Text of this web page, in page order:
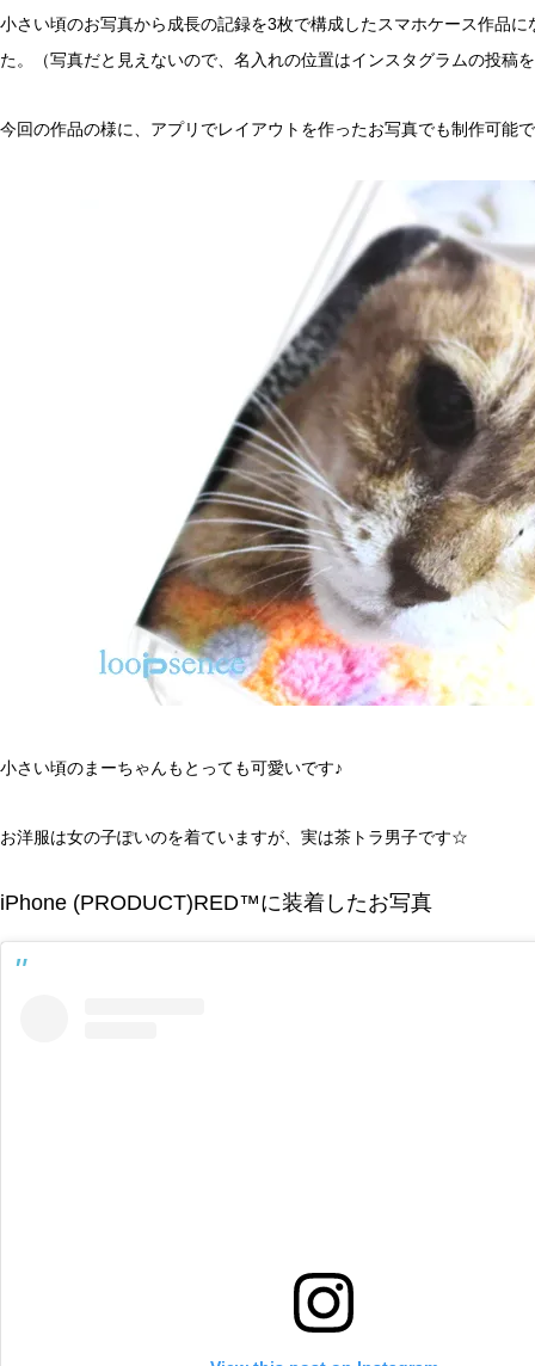
小さい頃のお写真から成長の記録を3枚で構成したスマホケース作品
た。（写真だと見えないので、名入れの位置はインスタグラムの投稿
今回の作品の様に、アプリでレイアウトを作ったお写真でも制作可能
小さい頃のまーちゃんもとっても可愛いです♪
お洋服は女の子ぽいのを着ていますが、実は茶トラ男子です☆
iPhone (PRODUCT)RED™に装着したお写真